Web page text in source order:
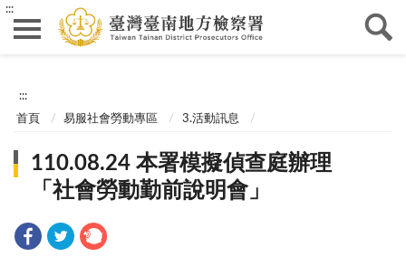
:::
:::
首頁 易服社會勞動專區 3.活動訊息
110.08.24 本署模擬偵查庭辦理
「社會勞動勤前說明會」